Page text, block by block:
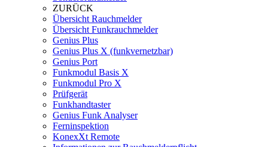
ZURÜCK
Übersicht Rauchmelder
Übersicht Funkrauchmelder
Genius Plus
Genius Plus X (funkvernetzbar)
Genius Port
Funkmodul Basis X
Funkmodul Pro X
Prüfgerät
Funkhandtaster
Genius Funk Analyser
Ferninspektion
KonexXt Remote